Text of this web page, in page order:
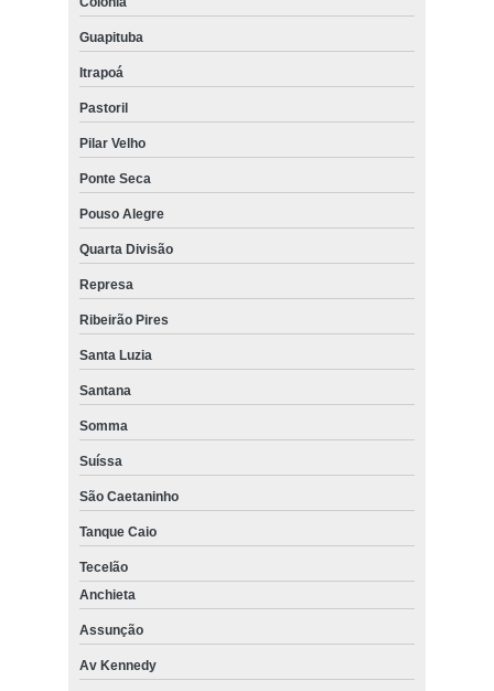
Guapituba
Itrapoá
Pastoril
Pilar Velho
Ponte Seca
Pouso Alegre
Quarta Divisão
Represa
Ribeirão Pires
Santa Luzia
Santana
Somma
Suíssa
São Caetaninho
Tanque Caio
Tecelão
Anchieta
Assunção
Av Kennedy